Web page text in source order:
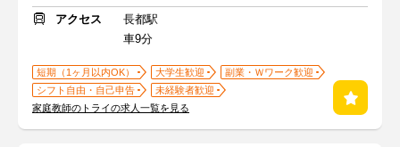
アクセス
長都駅
車9分
短期（1ヶ月以内OK） 大学生歓迎
副業・Ｗワーク歓迎
シフト自由・自己申告
未経験者歓迎
家庭教師のトライの求人一覧を見る